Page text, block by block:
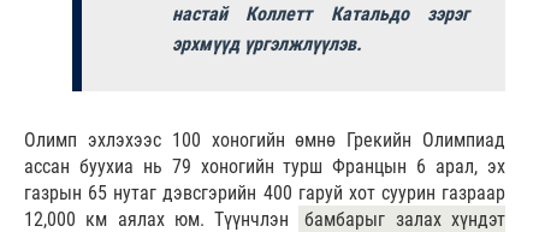
настай Коллетт Катальдо зэрэг
эрхмүүд үргэлжлүүлэв.
Олимп эхлэхээс 100 хоногийн өмнө Грекийн Олимпиад
ассан буухиа нь 79 хоногийн турш Францын 6 арал, эх
газрын 65 нутаг дэвсгэрийн 400 гаруй хот суурин газраар
12,000 км аялах юм. Түүнчлэн
бамбарыг залах хүндэт